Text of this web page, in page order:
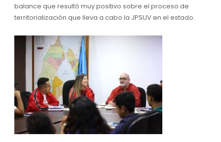
balance que resultó muy positivo sobre el proceso de
territorialización que lleva a cabo la JPSUV en el estado.